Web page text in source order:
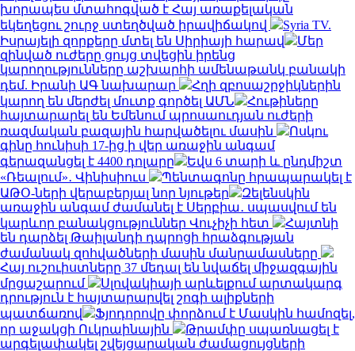
խորապես մտահոգված է Հայ առաքելական
եկեղեցու շուրջ ստեղծված իրավիճակով
Syria TV.
Իսրայելի զորքերը մտել են Սիրիայի հարավ
Մեր
զինված ուժերը ցույց տվեցին իրենց
կարողությունները աշխարհի ամենաթանկ բանակի
դեմ. Իրանի ԱԳ նախարար
Հղի զբոսաշրջիկներին
կարող են մերժել մուտք գործել ԱՄՆ
Հութիները
հայտարարել են Եմենում պրոսաուդյան ուժերի
ռազմական բազային հարվածելու մասին
Ոսկու
գինը հունիսի 17-ից ի վեր առաջին անգամ
գերազանցել է 4400 դոլարը
Եվս 6 տարի և ընդմիշտ
«Ռեալում»․ Վինիսիուս
Պենտագոնը հրապարակել է
ԱԹՕ-ների վերաբերյալ նոր նյութեր
Զելենսկին
առաջին անգամ ժամանել է Սերբիա․ սպասվում են
կարևոր բանակցություններ Վուչիչի հետ
Հայտնի
են դարձել Թաիլանդի դպրոցի հրաձգության
ժամանակ զոհվածների մասին մանրամասները
Հայ ուշուիստները 37 մեդալ են նվաճել միջազգային
մրցաշարում
Սլովակիայի արևելքում արտակարգ
դրություն է հայտարարվել շոգի ալիքների
պատճառով
Ֆյոդորովը փորձում է Մասկին համոզել,
որ աջակցի Ուկրաինային
Թրամփը սպառնացել է
արգելափակել շվեյցարական ժամացույցների